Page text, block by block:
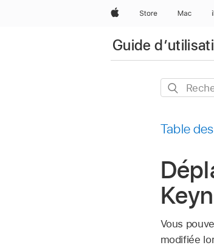
AppleStore Mac
Guide
Rechercher
guide
Table
Vous
modifiée